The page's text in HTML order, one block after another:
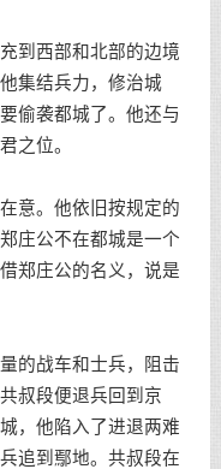
到西部和北部的边境
集结兵力，修治城
偷袭都城了。他还与
之位。
意。他依旧按规定的
庄公不在都城是一个
郑庄公的名义，说是
的战车和士兵，阻击
叔段便退兵回到京
，他陷入了进退两难
追到鄢地。共叔段在